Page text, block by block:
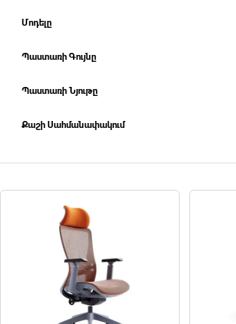
Մոդելը
Պաստառի Գույնը
Պաստառի Նյութը
Քաշի Սահմանափակում